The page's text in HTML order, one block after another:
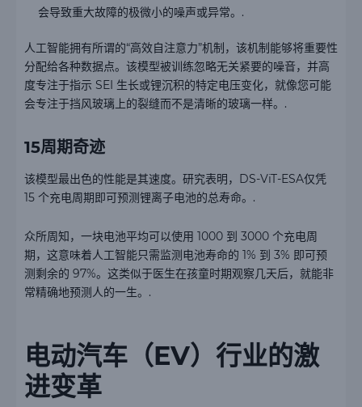
会导致重大故障的极微小的噪声或异常。.
人工智能拥有所谓的“高效自注意力”机制，该机制能够将重要性
分配给各种数据点。该模型被训练忽略无关紧要的噪音，并高
度专注于指示 SEI 生长或锂沉积的特定电压变化，就像您可能
会专注于挡风玻璃上的裂缝而不是清晰的玻璃一样。.
15周期奇迹
该模型最出色的性能是其速度。研究表明，DS-ViT-ESA仅凭
15 个充电周期即可预测锂离子电池的总寿命。.
众所周知，一块电池平均可以使用 1000 到 3000 个充电周
期，这意味着人工智能只需监测电池寿命的 1% 到 3% 即可预
测剩余的 97%。这类似于医生在孩童时期观察几天后，就能非
常精确地预测人的一生。.
电动汽车（EV）行业的激
进变革